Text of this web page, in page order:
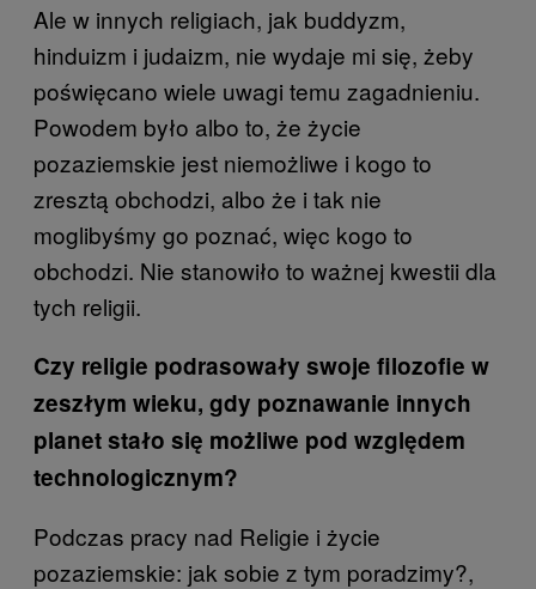
Ale w innych religiach, jak buddyzm,
hinduizm i judaizm, nie wydaje mi się, żeby
poświęcano wiele uwagi temu zagadnieniu.
Powodem było albo to, że życie
pozaziemskie jest niemożliwe i kogo to
zresztą obchodzi, albo że i tak nie
moglibyśmy go poznać, więc kogo to
obchodzi. Nie stanowiło to ważnej kwestii dla
tych religii.
Czy religie podrasowały swoje filozofie w
zeszłym wieku, gdy poznawanie innych
planet stało się możliwe pod względem
technologicznym?
Podczas pracy nad Religie i życie
pozaziemskie: jak sobie z tym poradzimy?,